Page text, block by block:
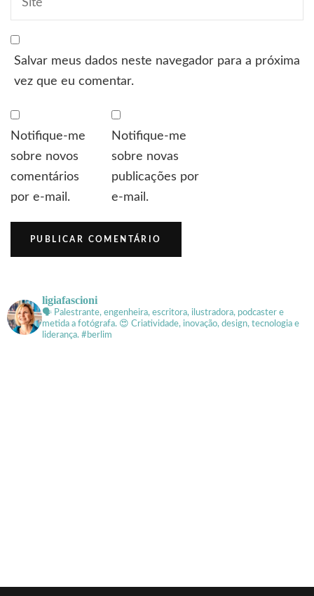
Salvar meus dados neste navegador para a próxima
vez que eu comentar.
Notifique-me
sobre novos
comentários
por e-mail.
Notifique-me
sobre novas
publicações por
e-mail.
ligiafascioni
🗣 Palestrante, engenheira, escritora, ilustradora, podcaster e
metida a fotógrafa. 😍 Criatividade, inovação, design, tecnologia e
liderança. #berlim